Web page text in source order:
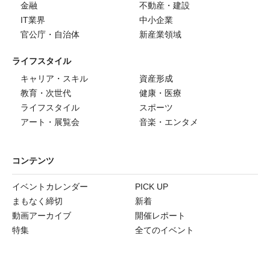
金融
不動産・建設
IT業界
中小企業
官公庁・自治体
新産業領域
ライフスタイル
キャリア・スキル
資産形成
教育・次世代
健康・医療
ライフスタイル
スポーツ
アート・展覧会
音楽・エンタメ
コンテンツ
イベントカレンダー
PICK UP
まもなく締切
新着
動画アーカイブ
開催レポート
特集
全てのイベント